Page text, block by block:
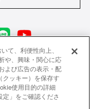
特定商取引法に基づく表示
個人情報保護方針
て、利便性向上、
や、興味・関心に応
よび広告の表示・配
ッキー）を保存す
使用目的の詳細
」をご確認くださ